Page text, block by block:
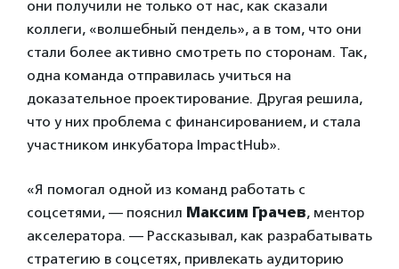
они получили не только от нас, как сказали
коллеги, «волшебный пендель», а в том, что они
стали более активно смотреть по сторонам. Так,
одна команда отправилась учиться на
доказательное проектирование. Другая решила,
что у них проблема с финансированием, и стала
участником инкубатора ImpactHub».
«Я помогал одной из команд работать с
соцсетями, — пояснил Максим Грачев, ментор
акселератора. — Рассказывал, как разрабатывать
стратегию в соцсетях, привлекать аудиторию